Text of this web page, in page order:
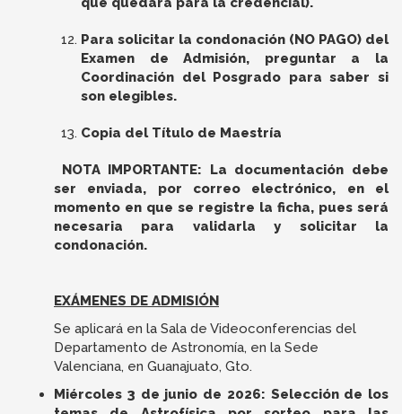
Para solicitar la condonación (NO PAGO) del
Examen de Admisión, preguntar a la
Coordinación del Posgrado para saber si
son elegibles.
Copia del Título de Maestría
NOTA IMPORTANTE: La documentación debe
ser enviada, por correo electrónico, en el
momento en que se registre la ficha, pues será
necesaria para validarla y solicitar la
condonación.
EXÁMENES DE ADMISIÓN
Se aplicará en la Sala de Videoconferencias del
Departamento de Astronomía, en la Sede
Valenciana, en Guanajuato, Gto.
Miércoles 3 de junio de 2026: Selección de los